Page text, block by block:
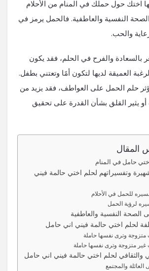
اختك حول حملك في المنام من الأحلام
النفسية والعاطفية. فالحمل يرمز في
والحب.
بالسعادة والفرح في الحلم، فقد يكون
العميقة لديها لتكون أمًا وتعتني بطفل.
حلم الحمل على العواطف، فقد يزيد من
أو يثير القلق بشأن القدرة على تحقيق
المقال
حامل في المنام
وتفسيراتهم لحلم اختي حالمة فيني
للحمل في الأحلام
لرؤية الحمل
الصحة النفسية والعاطفية
لحلم اختي حالمة فيني اني حامل
متزوجة وترى نفسها حاملة
غير متزوجة وترى نفسها حاملة
والثقافي لحلم اختي حالمة فيني اني حامل
العائلة والمجتمع